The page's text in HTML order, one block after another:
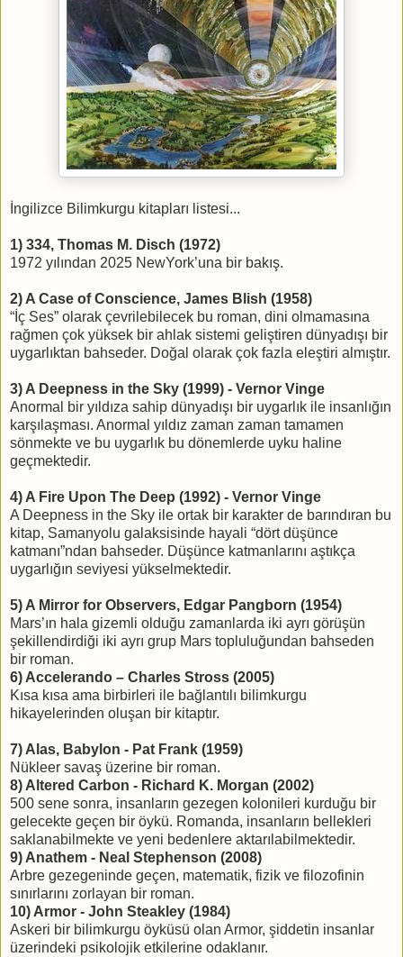
İngilizce Bilimkurgu kitapları listesi...
1) 334, Thomas M. Disch (1972)
1972 yılından 2025 NewYork’una bir bakış.
2) A Case of Conscience, James Blish (1958)
“İç Ses” olarak çevrilebilecek bu roman, dini olmamasına
rağmen çok yüksek bir ahlak sistemi geliştiren dünyadışı bir
uygarlıktan bahseder. Doğal olarak çok fazla eleştiri almıştır.
3) A Deepness in the Sky (1999) - Vernor Vinge
Anormal bir yıldıza sahip dünyadışı bir uygarlık ile insanlığın
karşılaşması. Anormal yıldız zaman zaman tamamen
sönmekte ve bu uygarlık bu dönemlerde uyku haline
geçmektedir.
4) A Fire Upon The Deep (1992) - Vernor Vinge
A Deepness in the Sky ile ortak bir karakter de barındıran bu
kitap, Samanyolu galaksisinde hayali “dört düşünce
katmanı”ndan bahseder. Düşünce katmanlarını aştıkça
uygarlığın seviyesi yükselmektedir.
5) A Mirror for Observers, Edgar Pangborn (1954)
Mars’ın hala gizemli olduğu zamanlarda iki ayrı görüşün
şekillendirdiği iki ayrı grup Mars topluluğundan bahseden
bir roman.
6) Accelerando – Charles Stross (2005)
Kısa kısa ama birbirleri ile bağlantılı bilimkurgu
hikayelerinden oluşan bir kitaptır.
7) Alas, Babylon - Pat Frank (1959)
Nükleer savaş üzerine bir roman.
8) Altered Carbon - Richard K. Morgan (2002)
500 sene sonra, insanların gezegen kolonileri kurduğu bir
gelecekte geçen bir öykü. Romanda, insanların bellekleri
saklanabilmekte ve yeni bedenlere aktarılabilmektedir.
9) Anathem - Neal Stephenson (2008)
Arbre gezegeninde geçen, matematik, fizik ve filozofinin
sınırlarını zorlayan bir roman.
10) Armor - John Steakley (1984)
Askeri bir bilimkurgu öyküsü olan Armor, şiddetin insanlar
üzerindeki psikolojik etkilerine odaklanır.